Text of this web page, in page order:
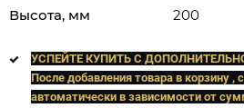
Высота, мм
200
УСПЕЙТЕ КУПИТЬ C
После добавления товара в корзину ,
автоматически в зависимости от